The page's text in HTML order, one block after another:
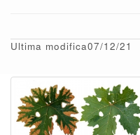
Ultima modifica07/12/21